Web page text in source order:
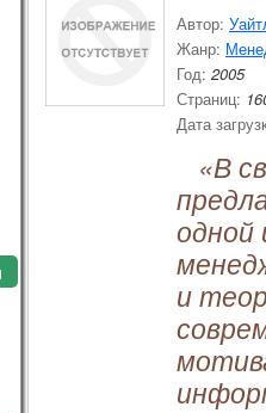
Автор:
Жанр:
Год: 2005
Страниц:
Дата
«В
одной
и